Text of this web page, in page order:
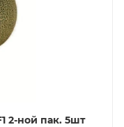
ной пак. 5шт